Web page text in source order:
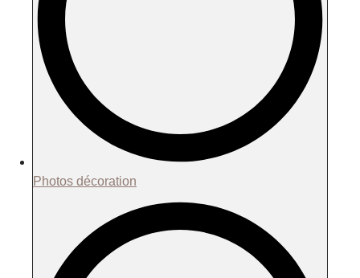
Photos décoration